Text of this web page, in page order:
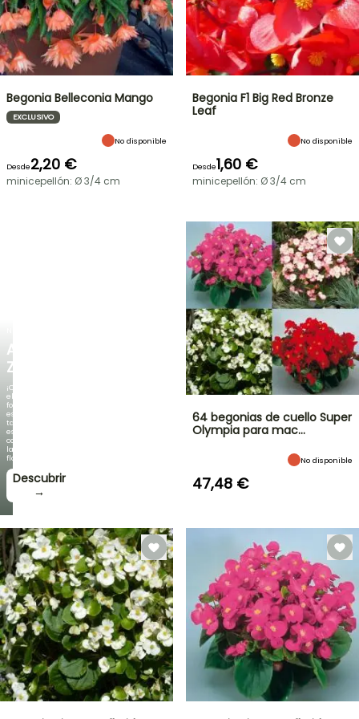
AGAPANTHUS
ZAMBEZI
¡Cuando
el
follaje
es
tan
espectacular
como
la
floración!
Descubrir
→
Begonia Belleconia Mango
EXCLUSIVO
No disponible
Desde2,20 €
minicepellón: Ø 3/4 cm
Begonia F1 Big Red Bronze
Leaf
No disponible
Desde1,60 €
minicepellón: Ø 3/4 cm
64 begonias de cuello Super
Olympia para mac…
No disponible
47,48 €